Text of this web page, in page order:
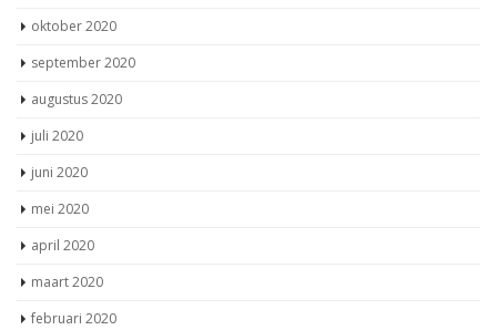
oktober 2020
september 2020
augustus 2020
juli 2020
juni 2020
mei 2020
april 2020
maart 2020
februari 2020